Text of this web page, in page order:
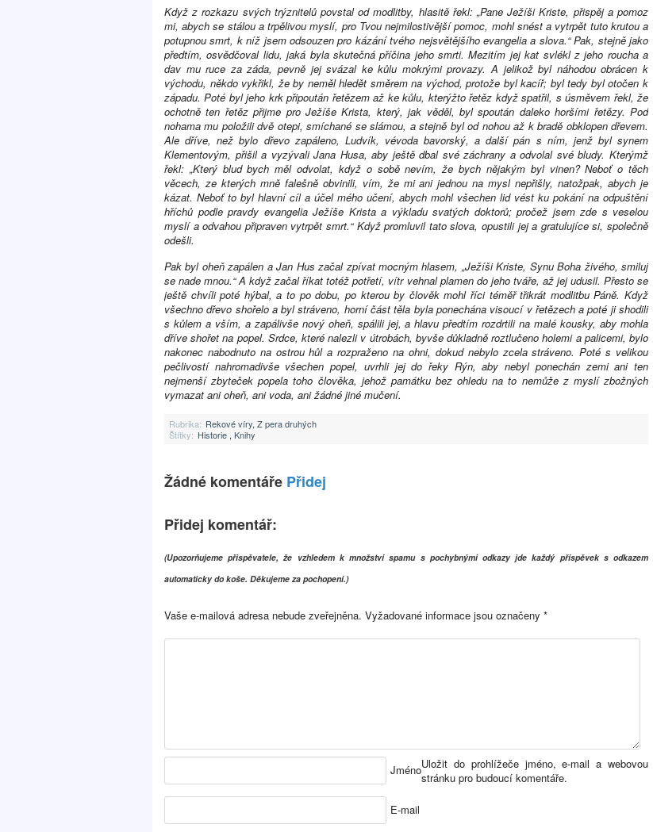
Když z rozkazu svých trýznitelů povstal od modlitby, hlasitě řekl: „Pane Ježíši Kriste, přispěj a pomoz
mi, abych se stálou a trpělivou myslí, pro Tvou nejmilostivější pomoc, mohl snést a vytrpět tuto krutou a
potupnou smrt, k níž jsem odsouzen pro kázání tvého nejsvětějšího evangelia a slova.“ Pak, stejně jako
předtím, osvědčoval lidu, jaká byla skutečná příčina jeho smrti. Mezitím jej kat svlékl z jeho roucha a
dav mu ruce za záda, pevně jej svázal ke kůlu mokrými provazy. A jelikož byl náhodou obrácen k
východu, někdo vykřikl, že by neměl hledět směrem na východ, protože byl kacíř; byl tedy byl otočen k
západu. Poté byl jeho krk připoután řetězem až ke kůlu, kterýžto řetěz když spatřil, s úsměvem řekl, že
ochotně ten řetěz přijme pro Ježíše Krista, který, jak věděl, byl spoután daleko horšími řetězy. Pod
nohama mu položili dvě otepi, smíchané se slámou, a stejně byl od nohou až k bradě obklopen dřevem.
Ale dříve, než bylo dřevo zapáleno, Ludvík, vévoda bavorský, a další pán s ním, jenž byl synem
Klementovým, přišil a vyzývali Jana Husa, aby ještě dbal své záchrany a odvolal své bludy. Kterýmž
řekl: „Který blud bych měl odvolat, když o sobě nevím, že bych nějakým byl vinen? Neboť o těch
věcech, ze kterých mně falešně obvinili, vím, že mi ani jednou na mysl nepřišly, natožpak, abych je
kázat. Neboť to byl hlavní cíl a účel mého učení, abych mohl všechen lid vést ku pokání na odpuštění
hříchů podle pravdy evangelia Ježíše Krista a výkladu svatých doktorů; pročež jsem zde s veselou
myslí a odvahou připraven vytrpět smrt.“ Když promluvil tato slova, opustili jej a gratulujíce si, společně
odešli.
Pak byl oheň zapálen a Jan Hus začal zpívat mocným hlasem, „Ježíši Kriste, Synu Boha živého, smiluj
se nade mnou.“ A když začal říkat totéž potřetí, vítr vehnal plamen do jeho tváře, až jej udusil. Přesto se
ještě chvíli poté hýbal, a to po dobu, po kterou by člověk mohl říci téměř třikrát modlitbu Páně. Když
všechno dřevo shořelo a byl stráveno, horní část těla byla ponechána visoucí v řetězech a poté ji shodili
s kůlem a vším, a zapálivše nový oheň, spálili jej, a hlavu předtím rozdrtili na malé kousky, aby mohla
dříve shořet na popel. Srdce, které nalezli v útrobách, byvše důkladně roztlučeno holemi a palicemi, bylo
nakonec nabodnuto na ostrou hůl a rozpraženo na ohni, dokud nebylo zcela stráveno. Poté s velikou
pečlivostí nahromadivše všechen popel, uvrhli jej do řeky Rýn, aby nebyl ponechán zemi ani ten
nejmenší zbyteček popela toho člověka, jehož památku bez ohledu na to nemůže z myslí zbožných
vymazat ani oheň, ani voda, ani žádné jiné mučení.
Rubrika: Rekové víry, Z pera druhých
Štítky: Historie , Knihy
Žádné komentáře Přidej
Přidej komentář:
(Upozorňujeme přispěvatele, že vzhledem k množství spamu s pochybnými odkazy jde každý příspěvek s odkazem
automaticky do koše. Děkujeme za pochopení.)
Vaše e-mailová adresa nebude zveřejněna. Vyžadované informace jsou označeny *
Jméno
E-mail
Uložit do prohlížeče jméno, e-mail a webovou
stránku pro budoucí komentáře.